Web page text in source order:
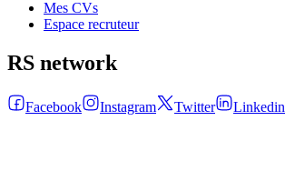
Mes CVs
Espace recruteur
RS network
Facebook Instagram Twitter Linkedin